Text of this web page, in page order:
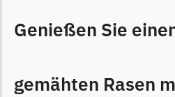
Mountfield
Begrenzungsdraht
Genießen Sie
gemähten Rasen